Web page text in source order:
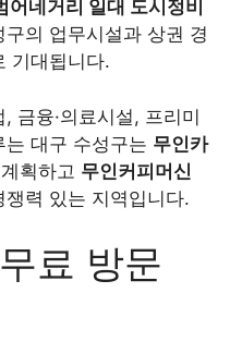
어네거리 일대 도시정비
의 업무시설과 상권 경
기대됩니다.
금융·의료시설, 프리미
대구 수성구는 무인카
획하고 무인커피머신
력 있는 지역입니다.
료 방문